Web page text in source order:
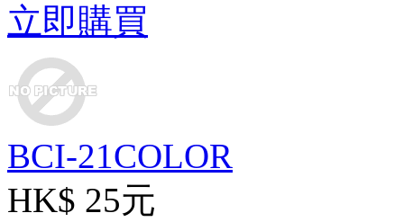
立即購買
BCI-21COLOR
HK$ 25元